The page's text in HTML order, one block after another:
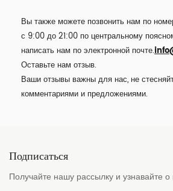
Вы также можете позвонить нам по
с 9:00 до 21:00 по центральному
написать нам по электронной почте.
Оставьте нам отзыв.
Ваши отзывы важны для нас, не
комментариями и предложениями.
Подписаться
Получайте нашу рассылку и узнавайте